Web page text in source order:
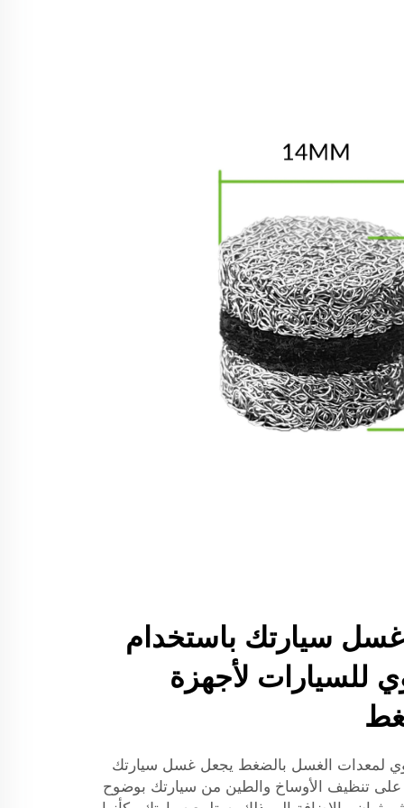
سيارتك باستخدام
لأجهزة
لمعدات الغسل بالضغط يجعل غسل سيارتك
على تنظيف الأوساخ والطين من سيارتك بوضوح